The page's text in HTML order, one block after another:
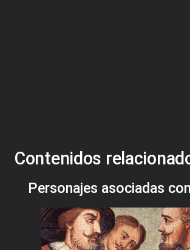
Contenidos
Personajes asociadas